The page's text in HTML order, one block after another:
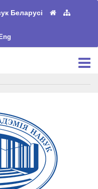
Беларусі